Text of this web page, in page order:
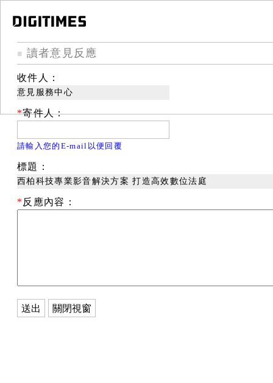
■ 讀者意見反應
收件人：
意見服務中心
*寄件人：
請輸入您的E-mail以便回覆
標題：
西柏科技專業影音解決方案 打造高效數位法庭
* 反應內容：